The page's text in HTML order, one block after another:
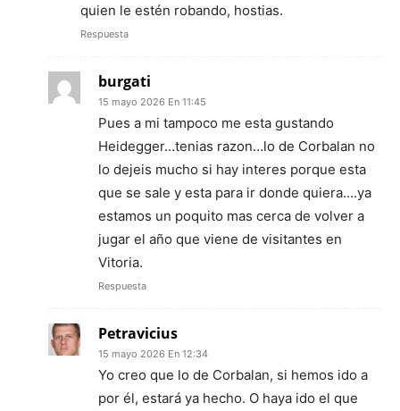
quien le estén robando, hostias.
Respuesta
burgati
15 mayo 2026 En 11:45
Pues a mi tampoco me esta gustando
Heidegger…tenias razon…lo de Corbalan no
lo dejeis mucho si hay interes porque esta
que se sale y esta para ir donde quiera….ya
estamos un poquito mas cerca de volver a
jugar el año que viene de visitantes en
Vitoria.
Respuesta
Petravicius
15 mayo 2026 En 12:34
Yo creo que lo de Corbalan, si hemos ido a
por él, estará ya hecho. O haya ido el que